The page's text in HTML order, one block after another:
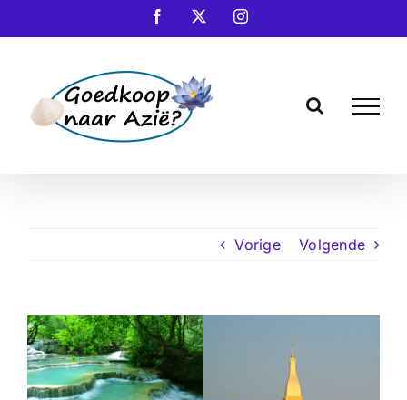
naar
Facebook Instagram
Vorige Volgende
Bekijk
grotere
afbeelding